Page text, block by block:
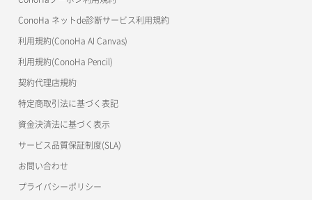
ConoHa ネットde診断サービス利用規約
利用規約(ConoHa AI Canvas)
利用規約(ConoHa Pencil)
契約代理店規約
特定商取引法に基づく表記
資金決済法に基づく表示
サービス品質保証制度(SLA)
お問い合わせ
プライバシーポリシー